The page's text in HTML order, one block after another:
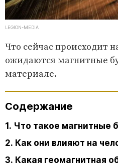
LEGION-MEDIA
Что сейчас происходит
ожидаются магнитные
материале.
Содержание
1. Что такое магнитные
2. Как они влияют на
3. Какая геомагнитная